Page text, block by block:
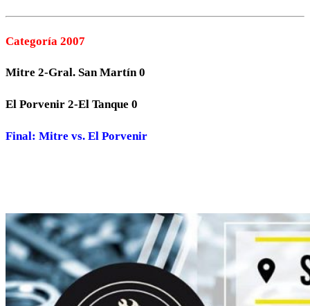
Categoría 2007
Mitre 2-Gral. San Martín 0
El Porvenir 2-El Tanque 0
Final: Mitre vs. El Porvenir